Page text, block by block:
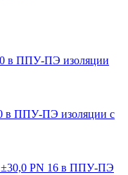
в ППУ-ПЭ изоляции
в ППУ-ПЭ изоляции с
±30,0 PN 16 в ППУ-ПЭ